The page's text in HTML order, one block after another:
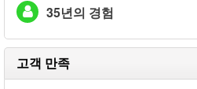
35년의 경험
고객 만족